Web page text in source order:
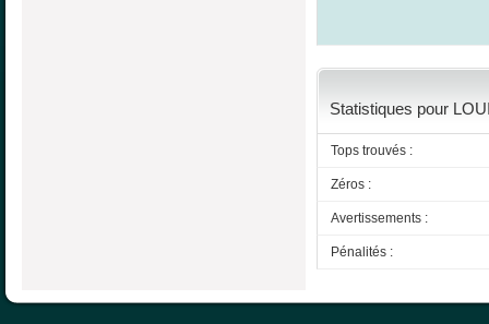
Statistiques pour
Tops trouvés :
Zéros :
Avertissements :
Pénalités :